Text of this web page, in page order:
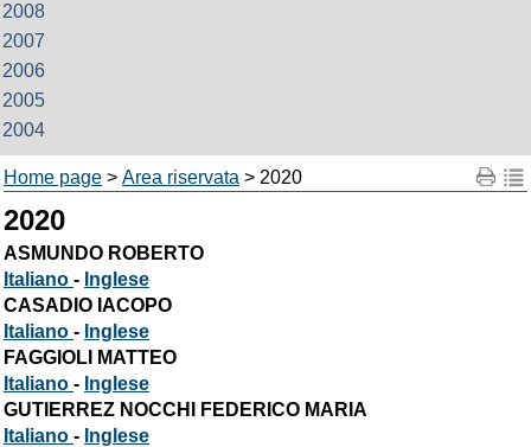
2008
2007
2006
2005
2004
Home page > Area riservata > 2020
2020
ASMUNDO ROBERTO
Italiano - Inglese
CASADIO IACOPO
Italiano - Inglese
FAGGIOLI MATTEO
Italiano - Inglese
GUTIERREZ NOCCHI FEDERICO MARIA
Italiano - Inglese